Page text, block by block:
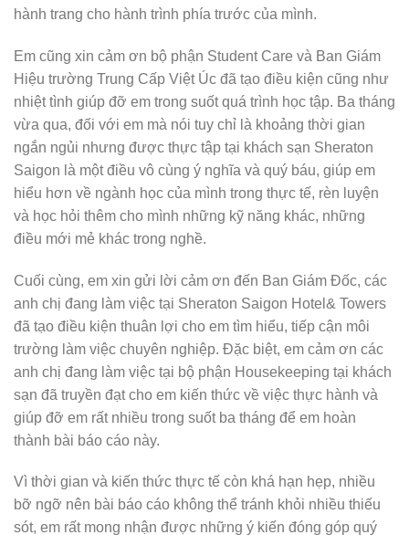
hành trang cho hành trình phía trước của mình.
Em cũng xin cảm ơn bộ phận Student Care và Ban Giám
Hiệu trường Trung Cấp Việt Úc đã tạo điều kiện cũng như
nhiệt tình giúp đỡ em trong suốt quá trình học tập. Ba tháng
vừa qua, đối với em mà nói tuy chỉ là khoảng thời gian
ngắn ngủi nhưng được thực tập tại khách sạn Sheraton
Saigon là một điều vô cùng ý nghĩa và quý báu, giúp em
hiểu hơn về ngành học của mình trong thực tế, rèn luyện
và học hỏi thêm cho mình những kỹ năng khác, những
điều mới mẻ khác trong nghề.
Cuối cùng, em xin gửi lời cảm ơn đến Ban Giám Đốc, các
anh chị đang làm việc tại Sheraton Saigon Hotel& Towers
đã tạo điều kiện thuân lợi cho em tìm hiểu, tiếp cận môi
trường làm việc chuyên nghiệp. Đặc biệt, em cảm ơn các
anh chị đang làm việc tại bộ phận Housekeeping tại khách
sạn đã truyền đạt cho em kiến thức về việc thực hành và
giúp đỡ em rất nhiều trong suốt ba tháng để em hoàn
thành bài báo cáo này.
Vì thời gian và kiến thức thực tế còn khá hạn hẹp, nhiều
bỡ ngỡ nên bài báo cáo không thể tránh khỏi nhiều thiếu
sót, em rất mong nhận được những ý kiến đóng góp quý